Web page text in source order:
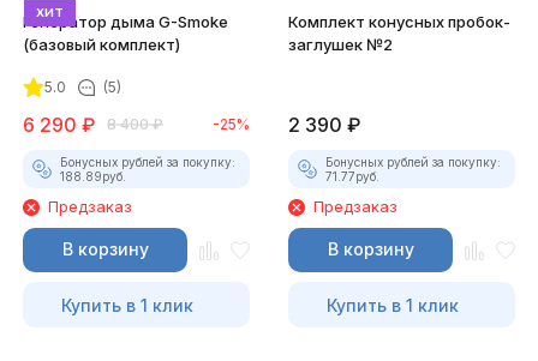
хит
Генератор дыма G-Smoke
(базовый комплект)
5.0 (5)
6 290 ₽ 8 400 ₽ -25%
Бонусных рублей за покупку:
188.89руб.
Предзаказ
В корзину
Купить в 1 клик
Комплект конусных пробок-
заглушек №2
2 390 ₽
Бонусных рублей за покупку:
71.77руб.
Предзаказ
В корзину
Купить в 1 клик